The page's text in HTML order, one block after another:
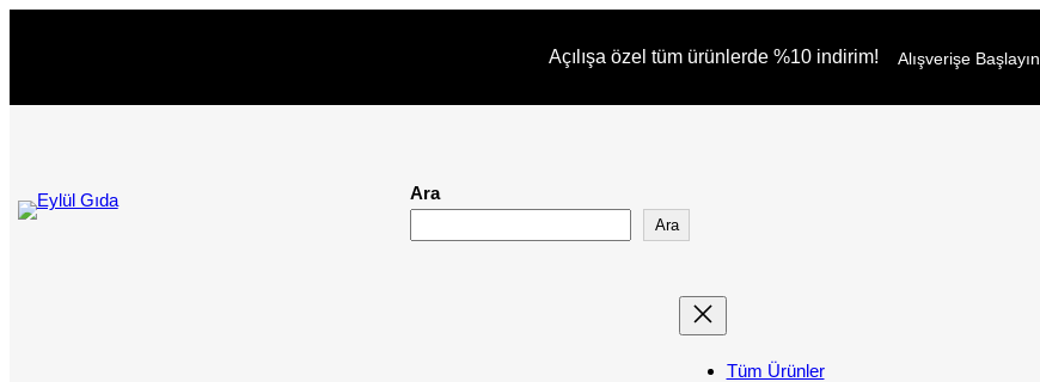
Açılışa özel tüm ürünlerde %10 indirim! Alışverişe Başlayın
Ara
Ara
Tüm Ürünler